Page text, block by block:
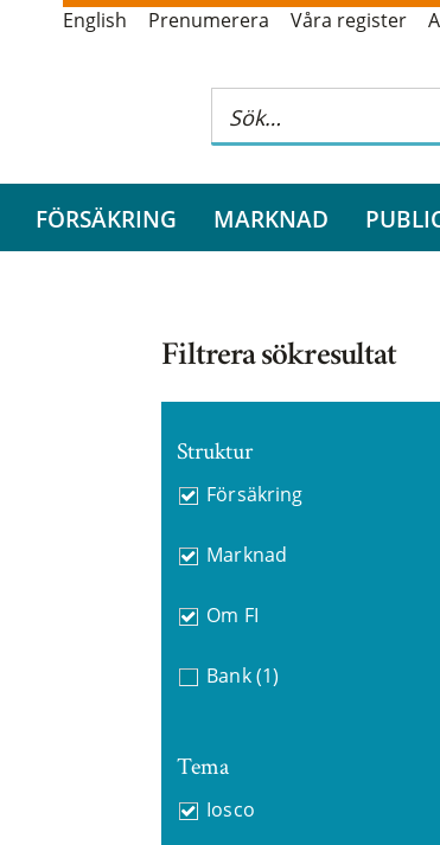
English Prenumerera Våra register
FÖRSÄKRING MARKNAD
Filtrera sökresultat
Struktur
Försäkring
Marknad
Om FI
Bank (1)
Tema
Iosco